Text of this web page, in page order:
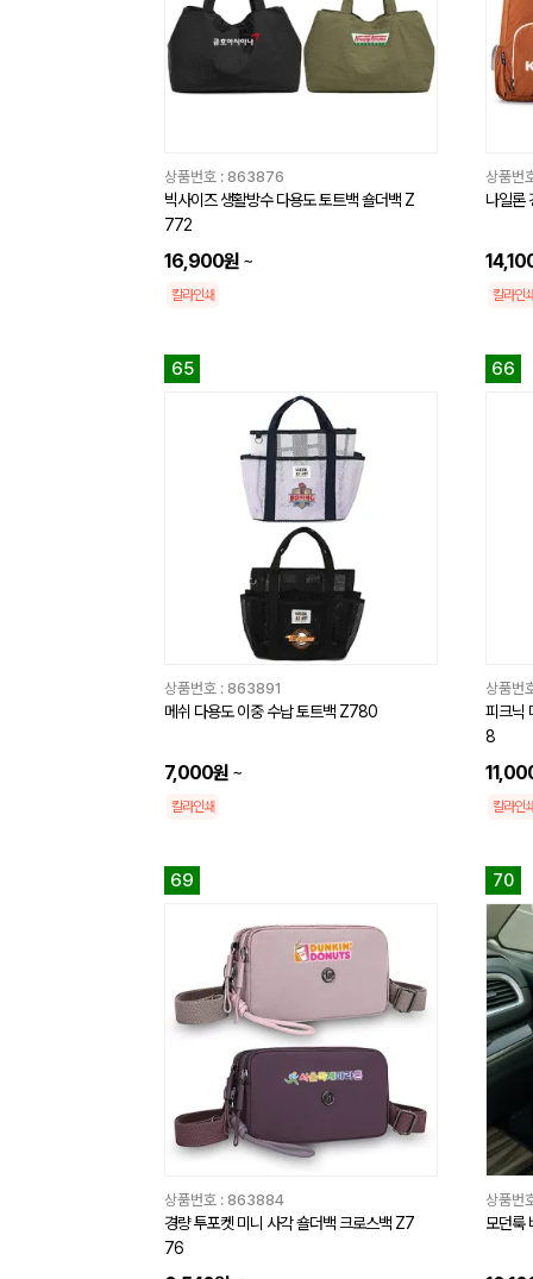
상품번호 : 863876
빅사이즈 생활방수 다용도 토트백 숄더백 Z
772
16,900원 ~
칼라인쇄
상품번
나일론
칼라인
65
상품번호 : 863891
메쉬 다용도 이중 수납 토트백 Z780
7,000원 ~
칼라인쇄
66
상품번
피크닉
8
칼라인
69
상품번호 : 863884
경량 투포켓 미니 사각 숄더백 크로스백 Z7
76
70
상품번
모던룩